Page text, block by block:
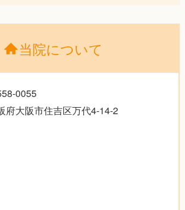
当院について
0055
府大阪市住吉区万代4-14-2